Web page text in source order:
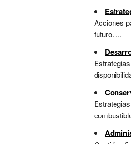
Acciones
futuro. ...